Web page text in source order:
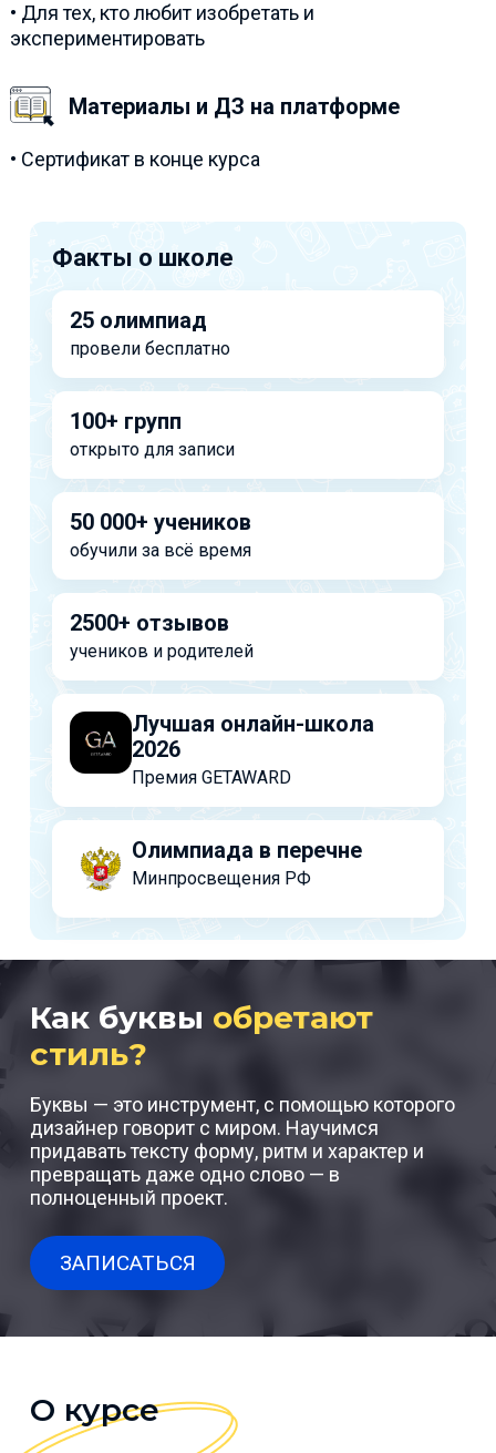
• Для тех, кто любит изобретать и
экспериментировать
Материалы и ДЗ на платформе
• Сертификат в конце курса
Факты о школе
25 олимпиад
провели бесплатно
100+ групп
открыто для записи
50 000+ учеников
обучили за всё время
2500+ отзывов
учеников и родителей
Лучшая онлайн-школа
2026
Премия GETAWARD
Олимпиада в перечне
Минпросвещения РФ
Как буквы обретают
стиль?
Буквы — это инструмент, с помощью которого
дизайнер говорит с миром. Научимся
придавать тексту форму, ритм и характер и
превращать даже одно слово — в
полноценный проект.
ЗАПИСАТЬСЯ
О курсе